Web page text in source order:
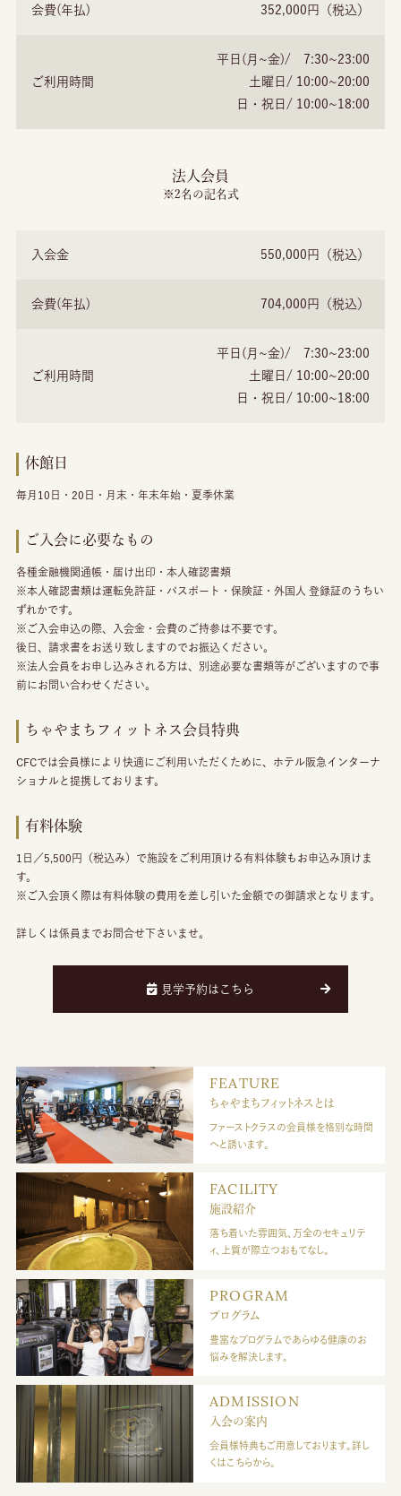
会費(年払) 352,000円（税込）
ご利用時間
平日(月~金)/ 7:30~23:00
土曜日/ 10:00~20:00
日・祝日/ 10:00~18:00
法人会員
※2名の記名式
入会金 550,000円（税込）
会費(年払) 704,000円（税込）
ご利用時間
平日(月~金)/ 7:30~23:00
土曜日/ 10:00~20:00
日・祝日/ 10:00~18:00
休館日
毎月10日・20日・月末・年末年始・夏季休業
ご入会に必要なもの
各種金融機関通帳・届け出印・本人確認書類
※本人確認書類は運転免許証・パスポート・保険証・外国人 登録証のうちい
ずれかです。
※ご入会申込の際、入会金・会費のご持参は不要です。
後日、請求書をお送り致しますのでお振込ください。
※法人会員をお申し込みされる方は、別途必要な書類等がございますので事
前にお問い合わせください。
ちゃやまちフィットネス会員特典
CFCでは会員様により快適にご利用いただくために、ホテル阪急インターナ
ショナルと提携しております。
有料体験
1日／5,500円（税込み）で施設をご利用頂ける有料体験もお申込み頂けま
す。
※ご入会頂く際は有料体験の費用を差し引いた金額での御請求となります。
詳しくは係員までお問合せ下さいませ。
見学予約はこちら
FEATURE
ちゃやまちフィットネスとは
ファーストクラスの会員様を格別な時間
へと誘います。
FACILITY
施設紹介
落ち着いた雰囲気、万全のセキュリテ
ィ、上質が際立つおもてなし。
PROGRAM
プログラム
豊富なプログラムであらゆる健康のお
悩みを解決します。
ADMISSION
入会の案内
会員様特典もご用意しております。詳し
くはこちらから。